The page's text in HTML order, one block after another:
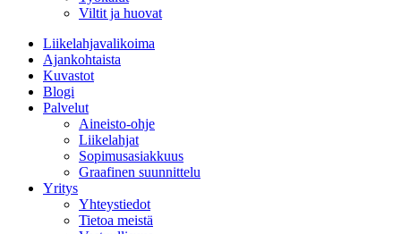
Viltit ja huovat
Liikelahjavalikoima
Ajankohtaista
Kuvastot
Blogi
Palvelut
Aineisto-ohje
Liikelahjat
Sopimusasiakkuus
Graafinen suunnittelu
Yritys
Yhteystiedot
Tietoa meistä